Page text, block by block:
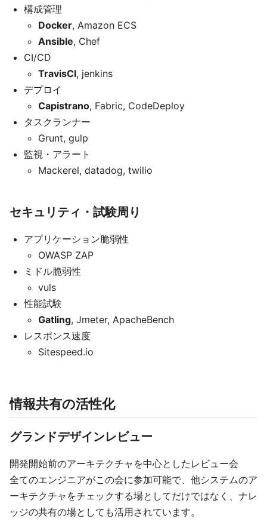
構成管理
Docker, Amazon ECS
Ansible, Chef
CI/CD
TravisCI, jenkins
デプロイ
Capistrano, Fabric, CodeDeploy
タスクランナー
Grunt, gulp
監視・アラート
Mackerel, datadog, twilio
セキュリティ・試験周り
アプリケーション脆弱性
OWASP ZAP
ミドル脆弱性
vuls
性能試験
Gatling, Jmeter, ApacheBench
レスポンス速度
Sitespeed.io
情報共有の活性化
グランドデザインレビュー
開発開始前のアーキテクチャを中心としたレビュー会
全てのエンジニアがこの会に参加可能で、他システムのア
ーキテクチャをチェックする場としてだけではなく、ナレ
ッジの共有の場としても活用されています。